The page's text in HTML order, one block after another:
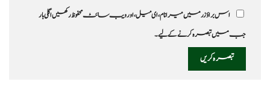
اس براؤزر میں میرا نام، ای میل، اور ویب سائٹ محفوظ رکھیں اگلی بار
جب میں تبصرہ کرنے کےلیے۔